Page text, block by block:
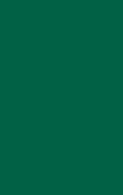
fenêtre)
fenêtre)